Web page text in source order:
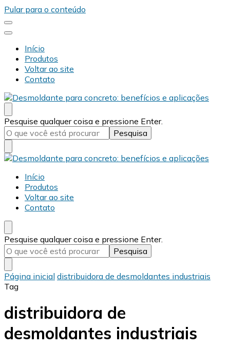
Pular para o conteúdo
Início
Produtos
Voltar ao site
Contato
Desmold
Blog Desmold
Procurando
algo?
Pesquise qualquer coisa e pressione Enter.
Desmold
Blog Desmold
Início
Produtos
Voltar ao site
Contato
Procurando
algo?
Pesquise qualquer coisa e pressione Enter.
Página inicial distribuidora de desmoldantes industriais
Tag
distribuidora de
desmoldantes industriais